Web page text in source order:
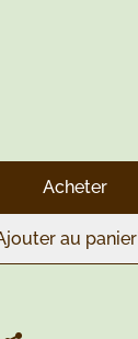
Acheter
au panier